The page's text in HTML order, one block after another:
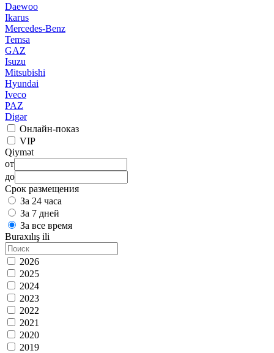
Daewoo
Ikarus
Mercedes-Benz
Temsa
GAZ
Isuzu
Mitsubishi
Hyundai
Iveco
PAZ
Digər
Онлайн-показ
VIP
Qiymət
от
до
Срок размещения
За 24 часа
За 7 дней
За все время
Buraxılış ili
2026
2025
2024
2023
2022
2021
2020
2019